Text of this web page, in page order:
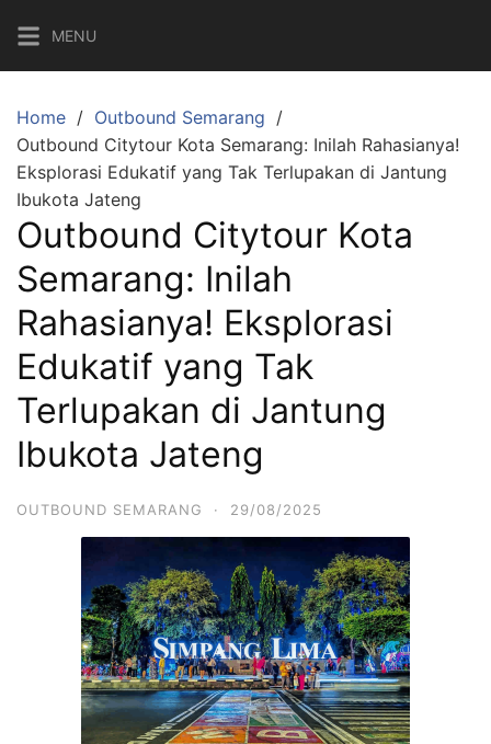
content
MENU
Home
Outbound Semarang
Outbound Citytour Kota Semarang: Inilah Rahasianya!
Eksplorasi Edukatif yang Tak Terlupakan di Jantung
Ibukota Jateng
Outbound Citytour Kota
Semarang: Inilah
Rahasianya! Eksplorasi
Edukatif yang Tak
Terlupakan di Jantung
Ibukota Jateng
OUTBOUND SEMARANG · 29/08/2025